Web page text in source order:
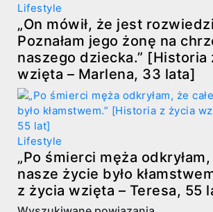
Lifestyle
„On mówił, że jest
Poznałam jego żonę na
naszego dziecka.” [Historia
wzięta – Marlena, 33 lata]
Lifestyle
„Po śmierci męża odkryłam,
nasze życie było
z życia wzięta – Teresa, 55